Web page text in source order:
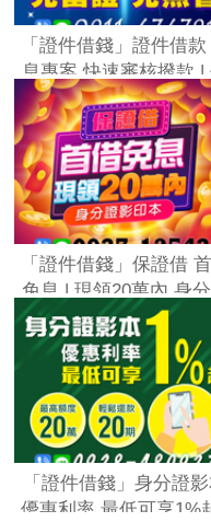
「證件借錢」證件借
息專案 快速審核撥款 |
償高利 免押免保 免留
照會「全台借錢網」
「證件借錢」保證借
免息 | 現領20萬內 身
影印本「全台借錢網」
「證件借錢」身分證
優惠利率 最低可享1%